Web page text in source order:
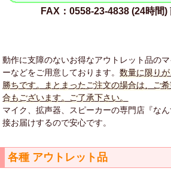
FAX：0558-23-4838 (24時間)
動作に支障のないお得なアウトレット品の
ーなどをご用意しております。数量に限り
勝ちです。まとまったご注文の場合は、ご
合もございます。ご了承下さい。
マイク、拡声器、スピーカーの専門店『な
接お届けするので安心です。
各種 アウトレット品